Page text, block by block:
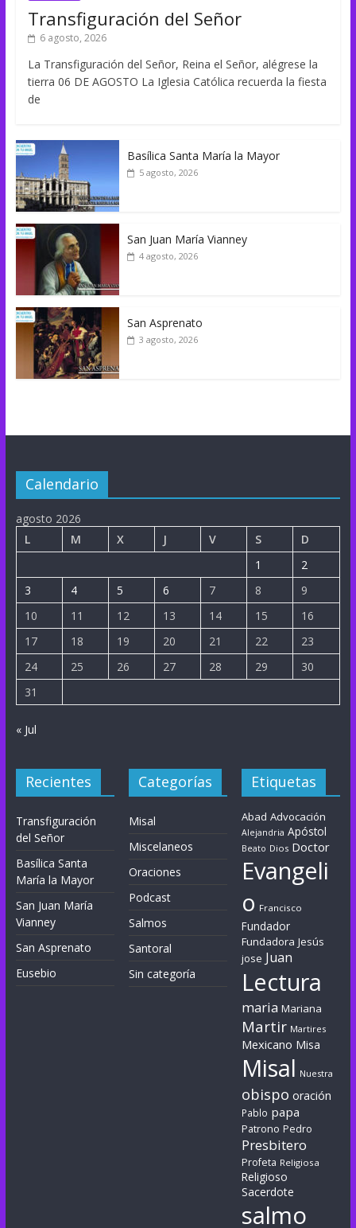
Transfiguración del Señor
6 agosto, 2026
La Transfiguración del Señor, Reina el Señor, alégrese la
tierra 06 DE AGOSTO La Iglesia Católica recuerda la fiesta
de
Basílica Santa María la Mayor
5 agosto, 2026
San Juan María Vianney
4 agosto, 2026
San Asprenato
3 agosto, 2026
Calendario
agosto 2026
L
M X J V S
D
1
2
3
4 5 6 7 8
9
10
11 12 13 14 15
16
17
18 19 20 21 22
23
24
25 26 27 28 29
30
31
« Jul
Recientes
Transfiguración
del Señor
Basílica Santa
María la Mayor
San Juan María
Vianney
San Asprenato
Eusebio
Categorías
Misal
Miscelaneos
Oraciones
Podcast
Salmos
Santoral
Sin categoría
Etiquetas
Abad Advocación
Alejandria Apóstol
Beato Dios Doctor
Evangeli
o Francisco
Fundador
Fundadora Jesús
jose Juan
Lectura
maria Mariana
Martir Martires
Mexicano Misa
Misal Nuestra
obispo oración
Pablo papa
Patrono Pedro
Presbitero
Profeta Religiosa
Religioso
Sacerdote
salmo